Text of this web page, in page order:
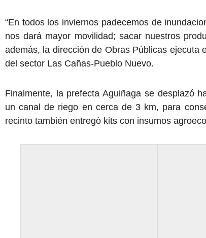
“En todos los inviernos padecemos de
nos dará mayor movilidad; sacar nuestros
además, la dirección de Obras Públicas ejecuta
del sector Las Cañas-Pueblo Nuevo.
Finalmente, la prefecta Aguiñaga se desplazó
un canal de riego en cerca de 3 km, para
recinto también entregó kits con insumos